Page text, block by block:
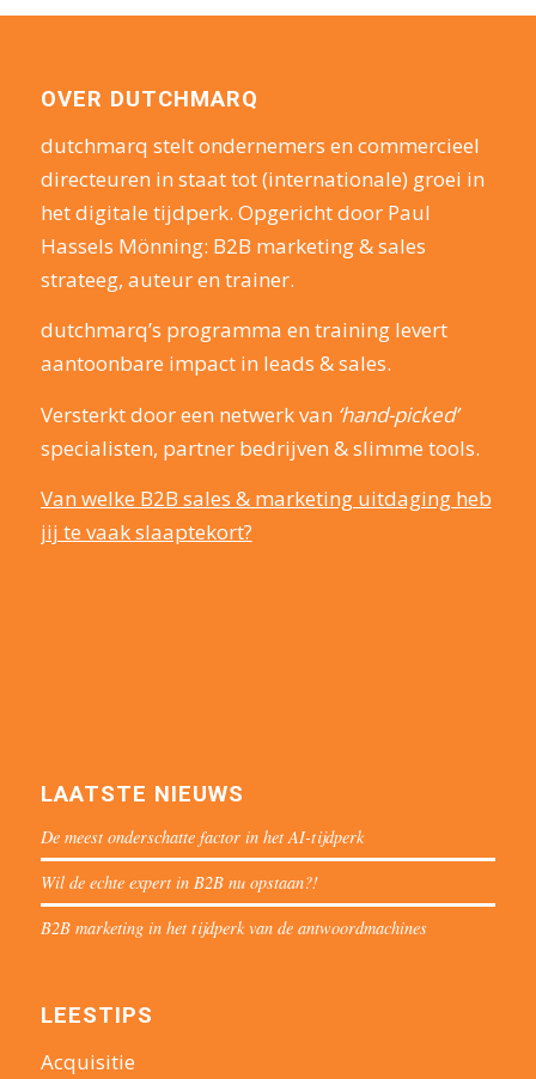
OVER DUTCHMARQ
dutchmarq stelt ondernemers en commercieel
directeuren in staat tot (internationale) groei in
het digitale tijdperk. Opgericht door Paul
Hassels Mönning: B2B marketing & sales
strateeg, auteur en trainer.
dutchmarq’s programma en training levert
aantoonbare impact in leads & sales.
Versterkt door een netwerk van ‘hand-picked’
specialisten, partner bedrijven & slimme tools.
Van welke B2B sales & marketing uitdaging heb
jij te vaak slaaptekort?
LAATSTE NIEUWS
De meest onderschatte factor in het AI-tijdperk
Wil de echte expert in B2B nu opstaan?!
B2B marketing in het tijdperk van de antwoordmachines
LEESTIPS
Acquisitie